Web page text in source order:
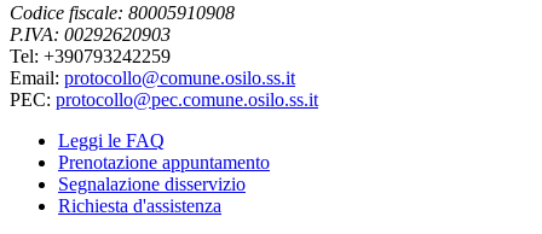
Codice fiscale: 80005910908
P.IVA: 00292620903
Tel: +390793242259
Email: protocollo@comune.osilo.ss.it
PEC: protocollo@pec.comune.osilo.ss.it
Leggi le FAQ
Prenotazione appuntamento
Segnalazione disservizio
Richiesta d'assistenza